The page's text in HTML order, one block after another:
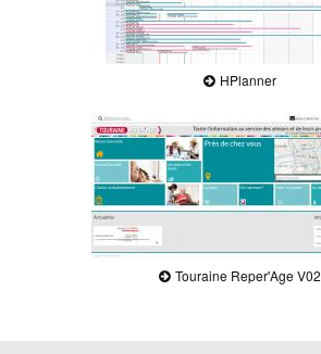
HPlanner
Touraine Reper'Age V02